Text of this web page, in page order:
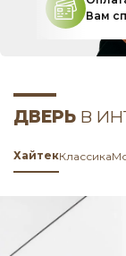
Вам
ДВЕРЬ В
ХайтекКлассика